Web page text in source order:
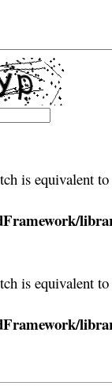
is equivalent
is equivalent